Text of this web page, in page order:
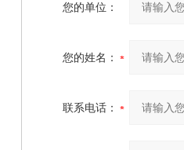
您的单位：
您的姓名：
联系电话：